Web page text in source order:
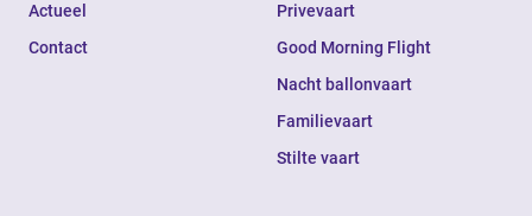
Actueel
Contact
Privevaart
Good Morning Flight
Nacht ballonvaart
Familievaart
Stilte vaart